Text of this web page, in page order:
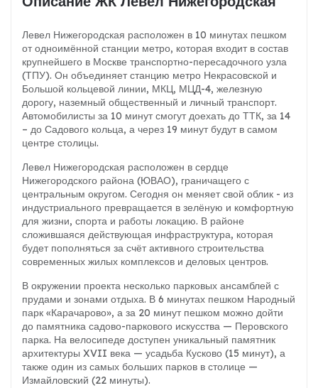
Левел Нижегородская расположен в 10 минутах пешком
от одноимённой станции метро, которая входит в состав
крупнейшего в Москве транспортно-пересадочного узла
(ТПУ). Он объединяет станцию метро Некрасовской и
Большой кольцевой линии, МКЦ, МЦД-4, железную
дорогу, наземный общественный и личный транспорт.
Автомобилисты за 10 минут смогут доехать до ТТК, за 14
– до Садового кольца, а через 19 минут будут в самом
центре столицы.
Левел Нижегородская расположен в сердце
Нижегородского района (ЮВАО), граничащего с
центральным округом. Сегодня он меняет свой облик - из
индустриального превращается в зелёную и комфортную
для жизни, спорта и работы локацию. В районе
сложившаяся действующая инфраструктура, которая
будет пополняться за счёт активного строительства
современных жилых комплексов и деловых центров.
В окружении проекта несколько парковых ансамблей с
прудами и зонами отдыха. В 6 минутах пешком Народный
парк «Карачарово», а за 20 минут пешком можно дойти
до памятника садово-паркового искусства — Перовского
парка. На велосипеде доступен уникальный памятник
архитектуры XVII века — усадьба Кусково (15 минут), а
также один из самых больших парков в столице —
Измайловский (22 минуты).